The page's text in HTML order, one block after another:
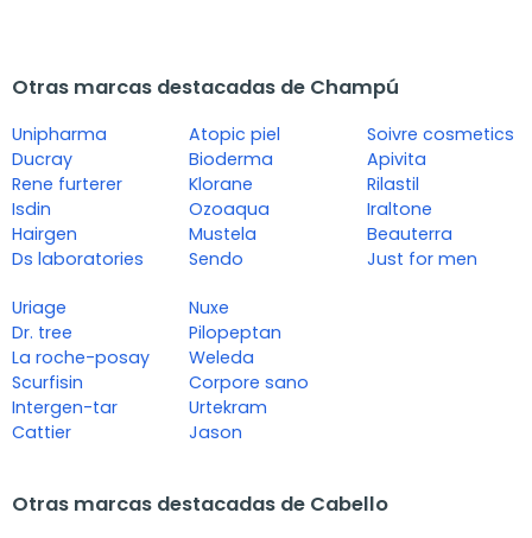
Otras marcas destacadas de Champú
Unipharma
Ducray
Rene furterer
Isdin
Hairgen
Ds laboratories
Atopic piel
Bioderma
Klorane
Ozoaqua
Mustela
Sendo
Soivre cosmetics
Apivita
Rilastil
Iraltone
Beauterra
Just for men
Uriage
Dr. tree
La roche-posay
Scurfisin
Intergen-tar
Cattier
Nuxe
Pilopeptan
Weleda
Corpore sano
Urtekram
Jason
Otras marcas destacadas de Cabello